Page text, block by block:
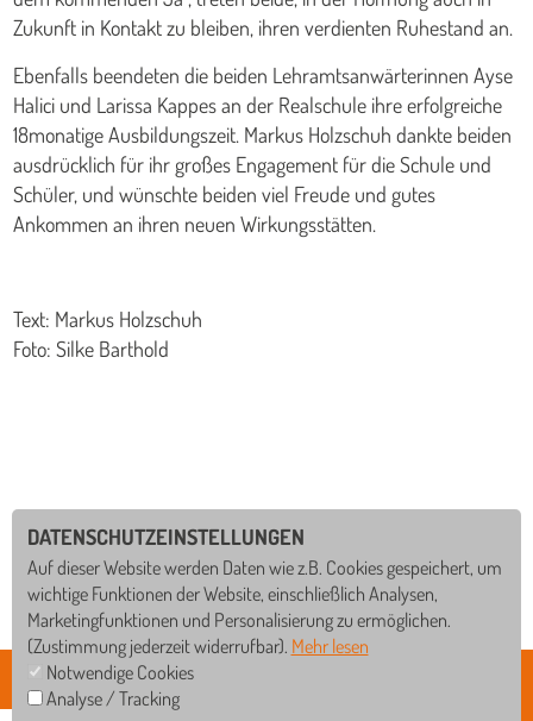
Zukunft in Kontakt zu bleiben, ihren verdienten Ruhestand an.
Ebenfalls beendeten die beiden Lehramtsanwärterinnen Ayse
Halici und Larissa Kappes an der Realschule ihre erfolgreiche
18monatige Ausbildungszeit. Markus Holzschuh dankte beiden
ausdrücklich für ihr großes Engagement für die Schule und
Schüler, und wünschte beiden viel Freude und gutes
Ankommen an ihren neuen Wirkungsstätten.
Text: Markus Holzschuh
Foto: Silke Barthold
DATENSCHUTZEINSTELLUNGEN
Auf dieser Website werden Daten wie z.B. Cookies gespeichert, um
wichtige Funktionen der Website, einschließlich Analysen,
Marketingfunktionen und Personalisierung zu ermöglichen.
(Zustimmung jederzeit widerrufbar). Mehr lesen
Notwendige Cookies
Analyse / Tracking